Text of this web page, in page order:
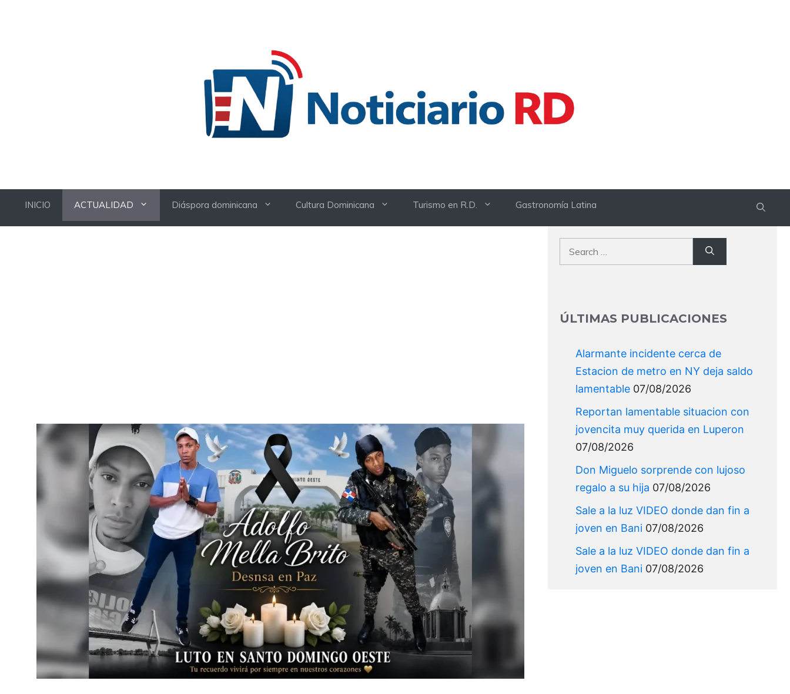
INICIO ACTUALIDAD Diáspora dominicana Cultura Dominicana Turismo en R.D. Gastronomía Latina
Search
for:
ÚLTIMAS PUBLICACIONES
Alarmante incidente cerca de
Estacion de metro en NY deja saldo
lamentable 07/08/2026
Reportan lamentable situacion con
jovencita muy querida en Luperon
07/08/2026
Don Miguelo sorprende con lujoso
regalo a su hija 07/08/2026
Sale a la luz VIDEO donde dan fin a
joven en Bani 07/08/2026
Sale a la luz VIDEO donde dan fin a
joven en Bani 07/08/2026